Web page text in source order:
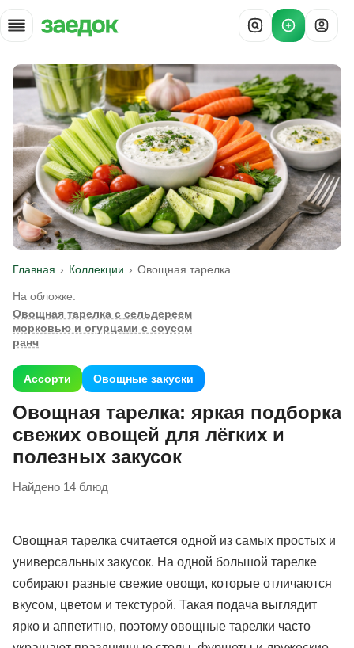
Главная Коллекции Овощная тарелка
На обложке:
Овощная тарелка с сельдереем
морковью и огурцами с соусом
ранч
Ассорти Овощные закуски
Овощная тарелка: яркая подборка
свежих овощей для лёгких и
полезных закусок
Найдено 14 блюд
Овощная тарелка считается одной из самых простых и
универсальных закусок. На одной большой тарелке
собирают разные свежие овощи, которые отличаются
вкусом, цветом и текстурой. Такая подача выглядит
ярко и аппетитно, поэтому овощные тарелки часто